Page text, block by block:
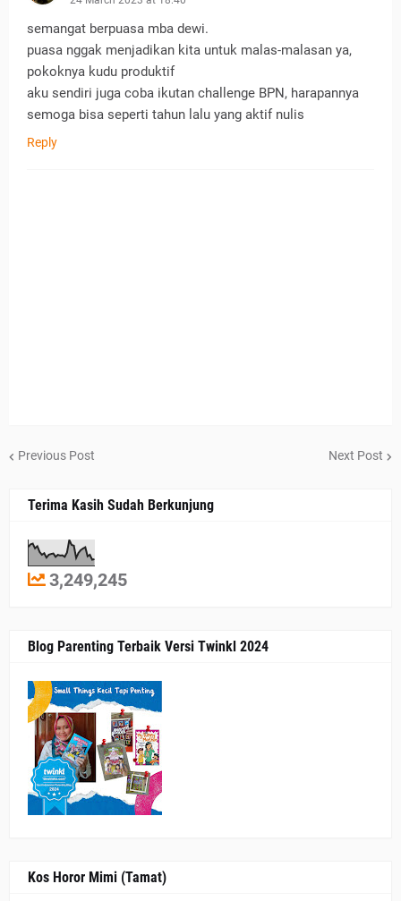
semangat berpuasa mba dewi.
puasa nggak menjadikan kita untuk malas-malasan ya,
pokoknya kudu produktif
aku sendiri juga coba ikutan challenge BPN, harapannya
semoga bisa seperti tahun lalu yang aktif nulis
Reply
Previous Post Next Post
Terima Kasih Sudah Berkunjung
3,249,245
Blog Parenting Terbaik Versi Twinkl 2024
Kos Horor Mimi (Tamat)